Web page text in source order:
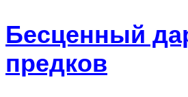
Бесценный
предков